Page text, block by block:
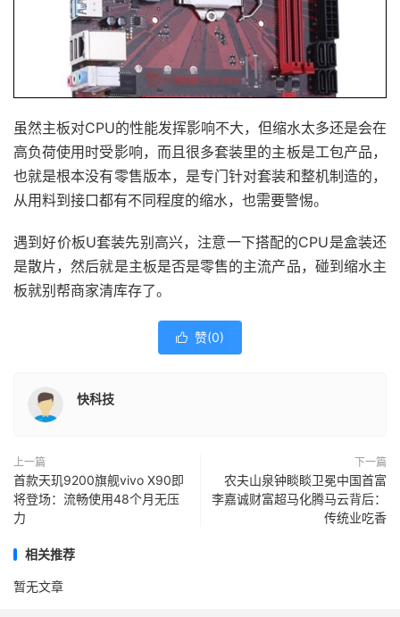
虽然主板对CPU的性能发挥影响不大，但缩水太多还是会在
高负荷使用时受影响，而且很多套装里的主板是工包产品，
也就是根本没有零售版本，是专门针对套装和整机制造的，
从用料到接口都有不同程度的缩水，也需要警惕。
遇到好价板U套装先别高兴，注意一下搭配的CPU是盒装还
是散片，然后就是主板是否是零售的主流产品，碰到缩水主
板就别帮商家清库存了。
 赞(0)
快科技
上一篇
首款天玑9200旗舰vivo X90即
将登场：流畅使用48个月无压
力
下一篇
农夫山泉钟睒睒卫冕中国首富
李嘉诚财富超马化腾马云背后：
传统业吃香
相关推荐
暂无文章